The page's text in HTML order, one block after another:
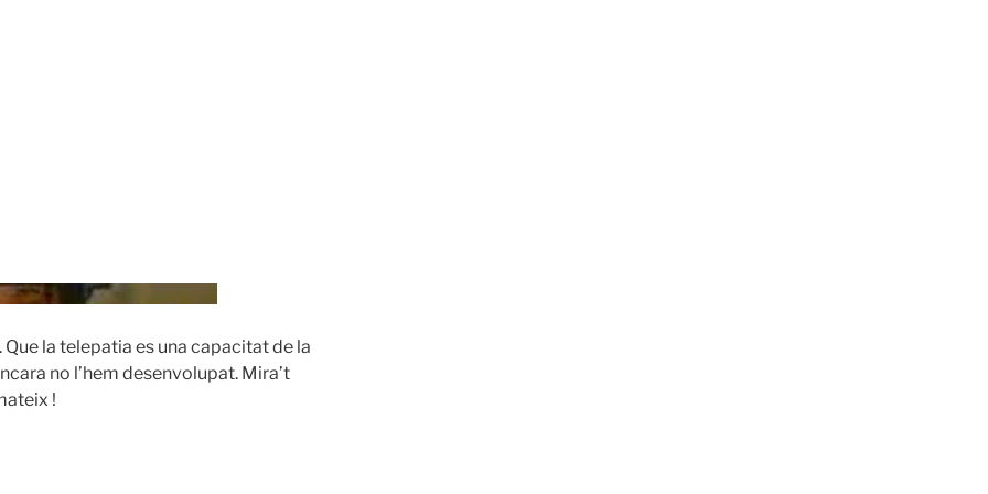
la telepatia es una capacitat de la
no l’hem desenvolupat. Mira’t
!